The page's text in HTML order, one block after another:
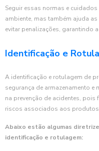
Seguir essas normas e
ambiente, mas também ajuda
evitar penalizações, garantindo
Identificação e
A identificação e rotulagem de
segurança de armazenamento
na prevenção de acidentes,
riscos associados aos
Abaixo estão algumas
identificação e rotulagem: